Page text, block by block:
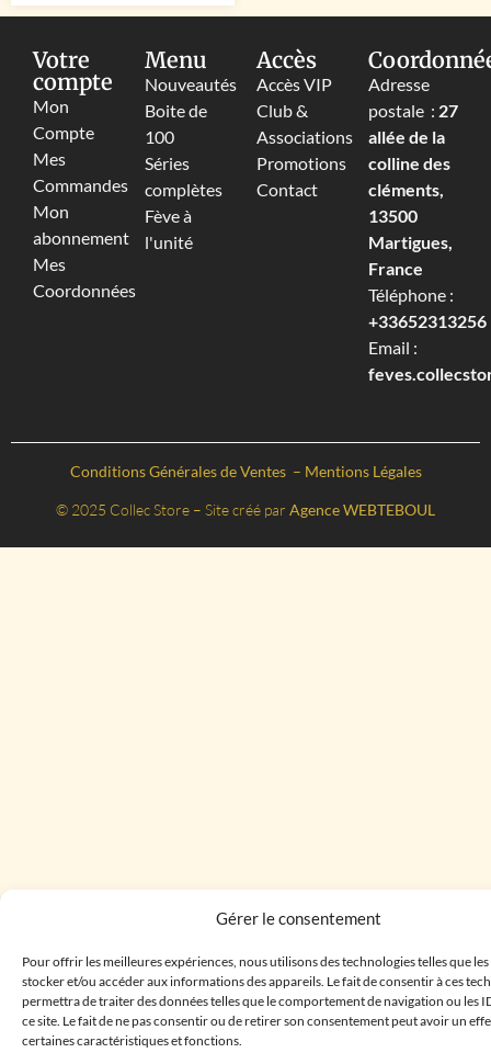
Gérer le consentement
Pour offrir les meilleures expériences, nous utilisons des technologies telles que
stocker et/ou accéder aux informations des appareils. Le fait de consentir à ces
permettra de traiter des données telles que le comportement de navigation ou les
ce site. Le fait de ne pas consentir ou de retirer son consentement peut avoir un
certaines caractéristiques et fonctions.
Votre
compte
Mon
Compte
Mes
Commandes
Mon
abonnement
Mes
Coordonnées
Menu
Nouveautés
Boite de
100
Séries
complètes
Fève à
l'unité
Accès
Accès VIP
Club &
Associations
Promotions
Contact
Adresse
postale : 27
allée de la
colline des
cléments,
13500
Martigues,
France
Téléphone :
+33652313256‬
Email :
Conditions Générales de Ventes – Mentions Légales
© 2025 Collec Store – Site créé par Agence WEBTEBOUL